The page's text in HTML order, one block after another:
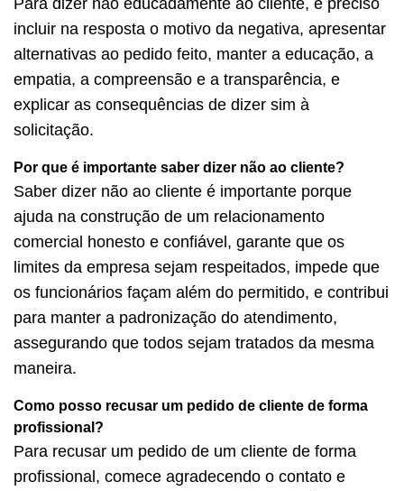
incluir na resposta o motivo da negativa, apresentar
alternativas ao pedido feito, manter a educação, a
empatia, a compreensão e a transparência, e
explicar as consequências de dizer sim à
solicitação.
Por que é importante saber dizer não ao cliente?
Saber dizer não ao cliente é importante porque
ajuda na construção de um relacionamento
comercial honesto e confiável, garante que os
limites da empresa sejam respeitados, impede que
os funcionários façam além do permitido, e contribui
para manter a padronização do atendimento,
assegurando que todos sejam tratados da mesma
maneira.
Como posso recusar um pedido de cliente de forma
profissional?
Para recusar um pedido de um cliente de forma
profissional, comece agradecendo o contato e